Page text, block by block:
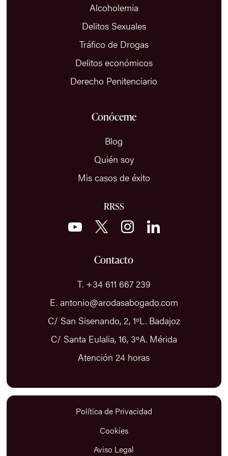
Alcoholemia
Delitos Sexuales
Tráfico de Drogas
Delitos económicos
Derecho Penitenciario
Conóceme
Blog
Quién soy
Mis casos de éxito
RRSS
Contacto
T. +34 611 667 239
E. antonio@arodasabogado.com
C/ San Sisenando, 2, 1ºL. Badajoz
C/ Santa Eulalia, 16, 3ºA. Mérida
Atención 24 horas
Política de Privacidad
Cookies
Aviso Legal